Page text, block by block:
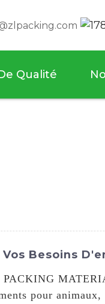
Qualité
Besoins
pour